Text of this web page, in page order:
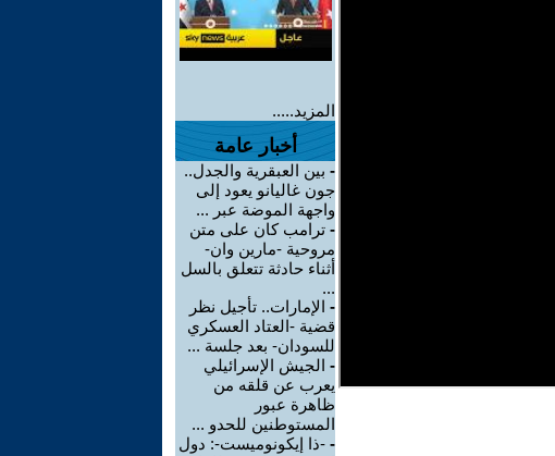
المزيد.....
أخبار عامة
- بين العبقرية والجدل..
جون غاليانو يعود إلى
واجهة الموضة عبر ...
- ترامب كان على متن
مروحية -مارين وان-
أثناء حادثة تتعلق بالسل
...
- الإمارات.. تأجيل نظر
قضية -العتاد العسكري
للسودان- بعد جلسة ...
- الجيش الإسرائيلي
يعرب عن قلقه من
ظاهرة عبور
المستوطنين للحدو ...
- -ذا إيكونوميست-: دول